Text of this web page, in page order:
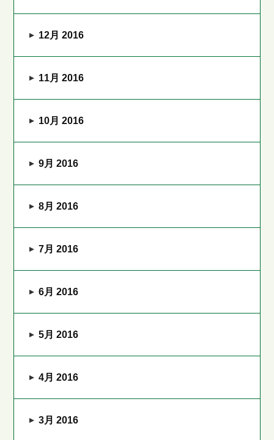
12月 2016
11月 2016
10月 2016
9月 2016
8月 2016
7月 2016
6月 2016
5月 2016
4月 2016
3月 2016